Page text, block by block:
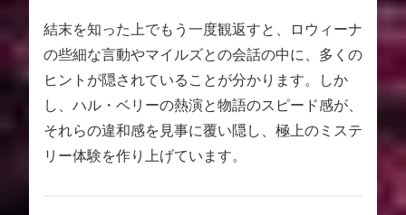
結末を知った上でもう一度観返すと、ロウィーナ
の些細な言動やマイルズとの会話の中に、多くの
ヒントが隠されていることが分かります。しか
し、ハル・ベリーの熱演と物語のスピード感が、
それらの違和感を見事に覆い隠し、極上のミステ
リー体験を作り上げています。